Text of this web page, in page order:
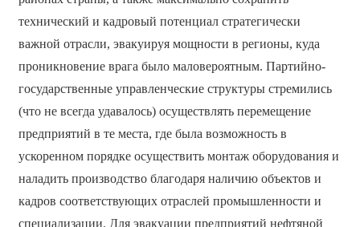
технический и кадровый потенциал стратегически
важной отрасли, эвакуируя мощности в регионы, куда
проникновение врага было маловероятным. Партийно-
государственные управленческие структуры стремились
(что не всегда удавалось) осуществлять перемещение
предприятий в те места, где была возможность в
ускоренном порядке осуществить монтаж оборудования и
наладить производство благодаря наличию объектов и
кадров соответствующих отраслей промышленности и
специализации. Для эвакуации предприятий нефтяной